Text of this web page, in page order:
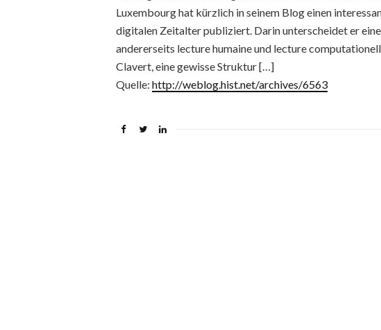
Luxembourg hat kürzlich in seinem Blog einen
digitalen Zeitalter publiziert. Darin unterscheidet er
andererseits lecture humaine und lecture
Clavert, eine gewisse Struktur […]
Quelle: http://weblog.hist.net/archives/6563